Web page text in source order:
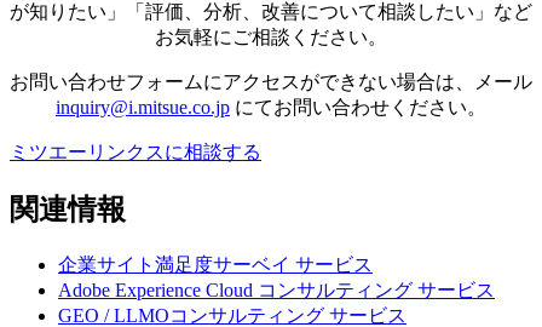
が知りたい」「評価、分析、改善について相談したい」など
お気軽にご相談ください。
お問い合わせフォームにアクセスができない場合は、メール
inquiry@i.mitsue.co.jp にてお問い合わせください。
ミツエーリンクスに相談する
関連情報
企業サイト満足度サーベイ サービス
Adobe Experience Cloud コンサルティング サービス
GEO / LLMOコンサルティング サービス